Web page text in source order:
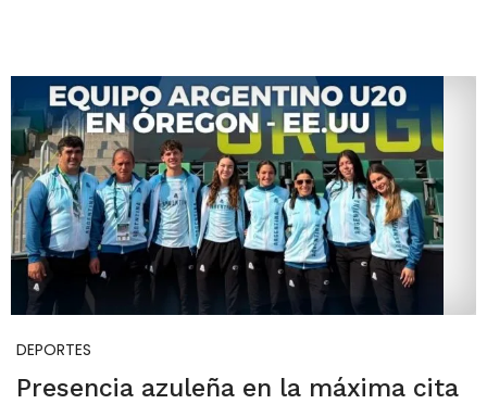
DEPORTES
Presencia azuleña en la máxima cita